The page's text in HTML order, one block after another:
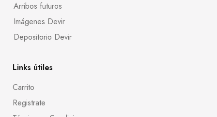
Arribos futuros
Imágenes Devir
Depositorio Devir
Links útiles
Carrito
Registrate